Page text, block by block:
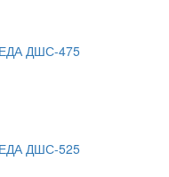
ДШС-475
ДШС-525